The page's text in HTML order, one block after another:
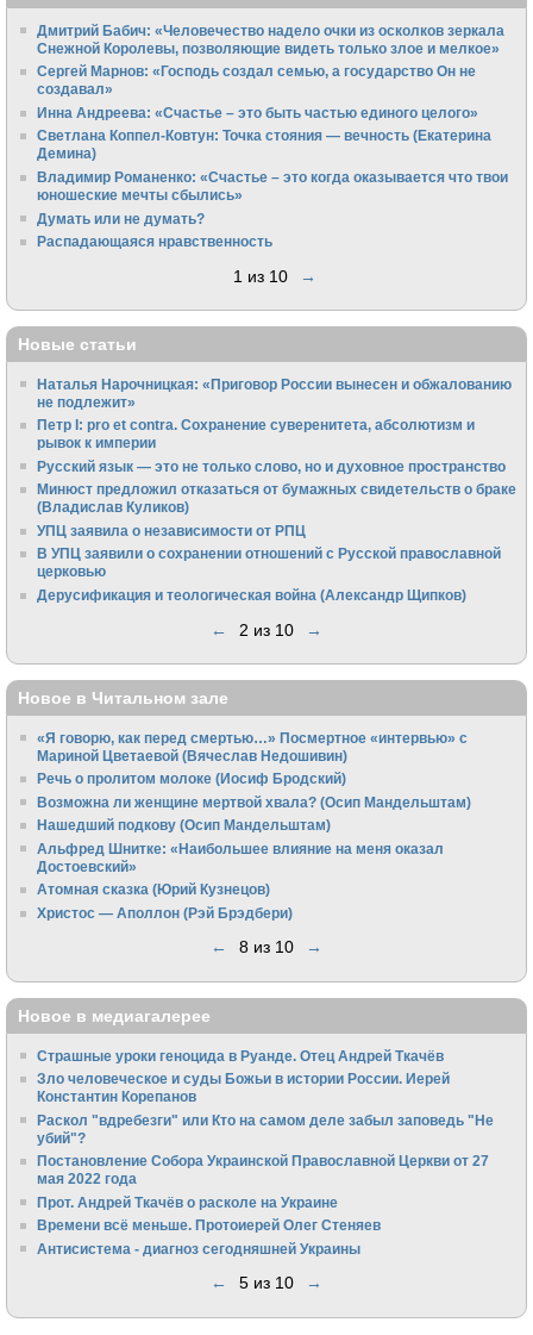
Дмитрий Бабич: «Человечество надело очки из осколков зеркала
Снежной Королевы, позволяющие видеть только злое и мелкое»
Сергей Марнов: «Господь создал семью, а государство Он не
создавал»
Инна Андреева: «Счастье – это быть частью единого целого»
Светлана Коппел-Ковтун: Точка стояния — вечность (Екатерина
Демина)
Владимир Романенко: «Счастье – это когда оказывается что твои
юношеские мечты сбылись»
Думать или не думать?
Распадающаяся нравственность
1 из 10 →
Новые статьи
Наталья Нарочницкая: «Приговор России вынесен и обжалованию
не подлежит»
Петр I: pro et contra. Сохранение суверенитета, абсолютизм и
рывок к империи
Русский язык — это не только слово, но и духовное пространство
Минюст предложил отказаться от бумажных свидетельств о браке
(Владислав Куликов)
УПЦ заявила о независимости от РПЦ
В УПЦ заявили о сохранении отношений с Русской православной
церковью
Дерусификация и теологическая война (Александр Щипков)
← 2 из 10 →
Новое в Читальном зале
«Я говорю, как перед смертью…» Посмертное «интервью» с
Мариной Цветаевой (Вячеслав Недошивин)
Речь о пролитом молоке (Иосиф Бродский)
Возможна ли женщине мертвой хвала? (Осип Мандельштам)
Нашедший подкову (Осип Мандельштам)
Альфред Шнитке: «Наибольшее влияние на меня оказал
Достоевский»
Атомная сказка (Юрий Кузнецов)
Христос — Аполлон (Рэй Брэдбери)
← 8 из 10 →
Новое в медиагалерее
Страшные уроки геноцида в Руанде. Отец Андрей Ткачёв
Зло человеческое и суды Божьи в истории России. Иерей
Константин Корепанов
Раскол "вдребезги" или Кто на самом деле забыл заповедь "Не
убий"?
Постановление Собора Украинской Православной Церкви от 27
мая 2022 года
Прот. Андрей Ткачёв о расколе на Украине
Времени всё меньше. Протоиерей Олег Стеняев
Антисистема - диагноз сегодняшней Украины
← 5 из 10 →